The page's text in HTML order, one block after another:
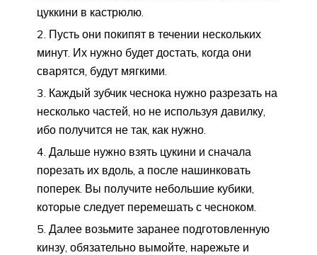
цуккини в кастрюлю.
Пусть они покипят в течении нескольких
минут. Их нужно будет достать, когда они
сварятся, будут мягкими.
Каждый зубчик чеснока нужно разрезать на
несколько частей, но не используя давилку,
ибо получится не так, как нужно.
Дальше нужно взять цукини и сначала
порезать их вдоль, а после нашинковать
поперек. Вы получите небольшие кубики,
которые следует перемешать с чесноком.
Далее возьмите заранее подготовленную
кинзу, обязательно вымойте, нарежьте и